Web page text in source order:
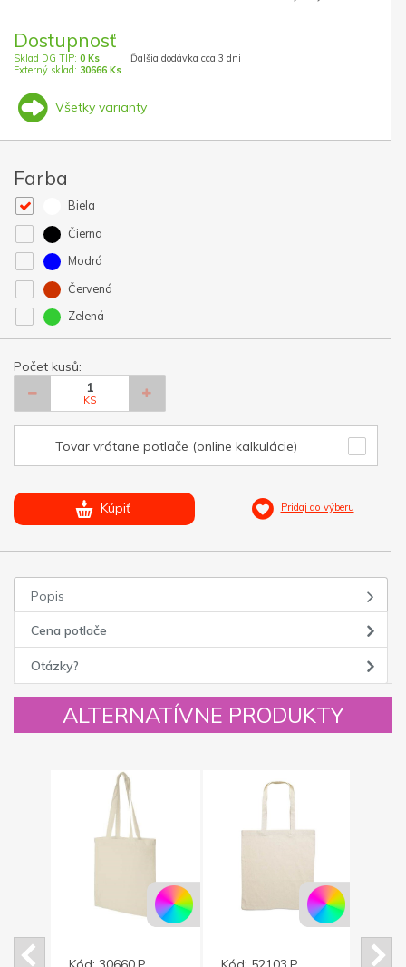
Dostupnosť
Sklad DG TIP: 0 Ks
Externý sklad: 30666 Ks
Ďalšia dodávka cca 3 dni
Všetky varianty
Farba
Biela
Čierna
Modrá
Červená
Zelená
Počet kusů:
KS
Tovar vrátane potlače (online kalkulácie)
Kúpiť Pridaj do výberu
Popis
Cena potlače
Otázky?
ALTERNATÍVNE PRODUKTY